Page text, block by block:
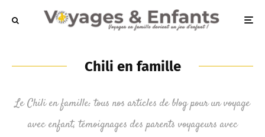
Chili en famille
Le Chili en famille: tous nos articles de blog pour un voyage
avec enfant, témoignages des parents voyageurs avec